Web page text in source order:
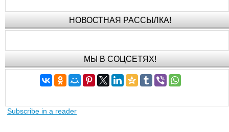
НОВОСТНАЯ РАССЫЛКА!
МЫ В СОЦСЕТЯХ!
Subscribe in a reader